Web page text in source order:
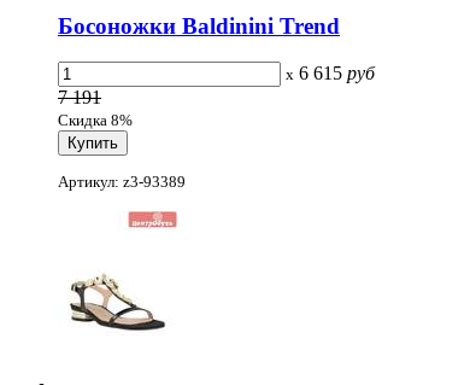
Босоножки Baldinini Trend
x 6 615 руб
7 191
Скидка 8%
Артикул: z3-93389